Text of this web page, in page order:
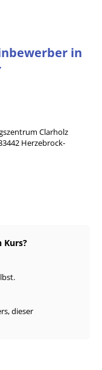
in
Clarholz
Herzebrock-
Kurs?
dieser